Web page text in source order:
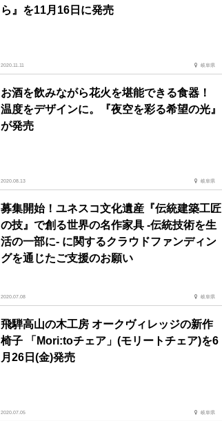
ら』を11月16日に発売
2020.11.11 岐阜県
お酒を飲みながら花火を堪能できる食器！
温度をデザインに。『夜空を彩る希望の光』
が発売
2020.08.13 岐阜県
募集開始！ユネスコ文化遺産『伝統建築工匠
の技』で創る世界の名作家具 -伝統技術を生
活の一部に- に関するクラウドファンディン
グを通じたご支援のお願い
2020.07.08 岐阜県
飛騨高山の木工房 オークヴィレッジの新作
椅子 「Mori:toチェア」(モリートチェア)を6
月26日(金)発売
2020.07.05 岐阜県